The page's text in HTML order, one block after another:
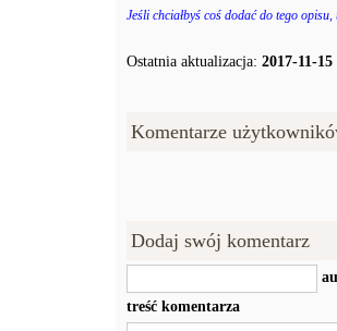
Jeśli chciałbyś coś dodać do tego
Ostatnia aktualizacja: 2017-11-15
Komentarze
Dodaj swój komentarz
treść komentarza